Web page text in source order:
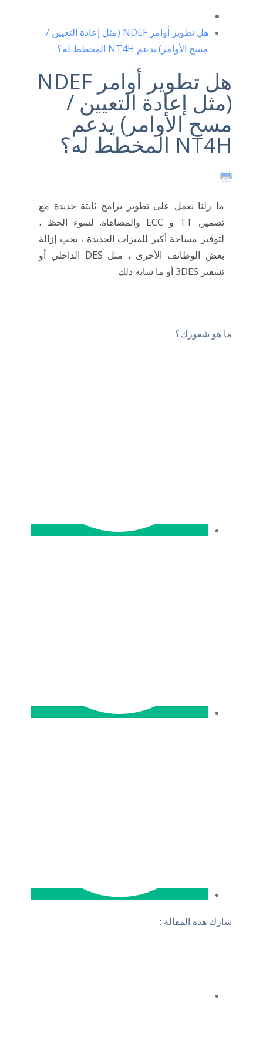
هل تطوير أوامر NDEF (مثل إعادة التعيين /
مسح الأوامر) يدعم NT4H المخطط له؟
هل تطوير أوامر NDEF
(مثل إعادة التعيين /
مسح الأوامر) يدعم
NT4H المخطط له؟
ما زلنا نعمل على تطوير برامج ثابتة جديدة مع
تضمين TT و ECC والمضاهاة. لسوء الحظ ،
لتوفير مساحة أكبر للميزات الجديدة ، يجب إزالة
بعض الوظائف الأخرى ، مثل DES الداخلي أو
تشفير 3DES أو ما شابه ذلك.
ما هو شعورك؟
شارك هذه المقالة :